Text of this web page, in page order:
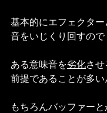
基本的にエフェクター
音をいじくり回すので
ある意味音を劣化させ
前提であることが多い
もちろんバッファーと